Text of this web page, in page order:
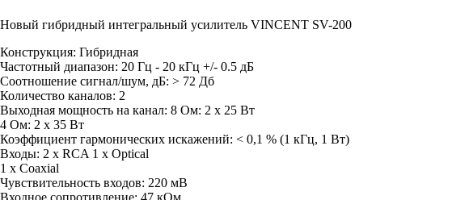
Новый гибридный интегральный усилитель VINCENT SV-200
Конструкция: Гибридная
Частотный диапазон: 20 Гц - 20 кГц +/- 0.5 дБ
Соотношение сигнал/шум, дБ: > 72 Дб
Количество каналов: 2
Выходная мощность на канал: 8 Ом: 2 x 25 Вт
4 Ом: 2 x 35 Вт
Коэффициент гармонических искажений: < 0,1 % (1 кГц, 1 Вт)
Входы: 2 x RCA 1 x Optical
1 x Coaxial
Чувствительность входов: 220 мВ